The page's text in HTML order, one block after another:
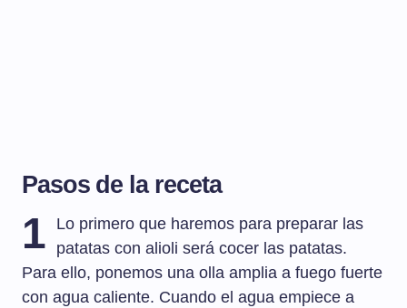
Pasos de la receta
1
Lo primero que haremos para preparar las
patatas con alioli será cocer las patatas.
Para ello, ponemos una olla amplia a fuego fuerte
con agua caliente. Cuando el agua empiece a